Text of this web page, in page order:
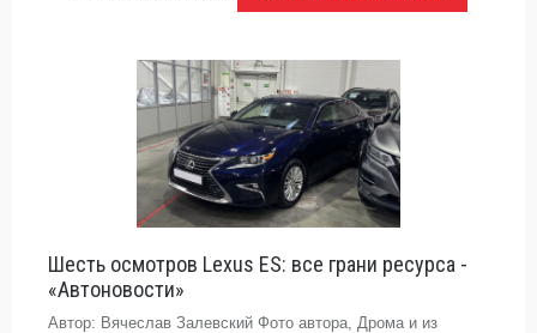
Шесть осмотров Lexus ES: все грани ресурса -
«Автоновости»
Автор: Вячеслав Залевский Фото автора, Дрома и из